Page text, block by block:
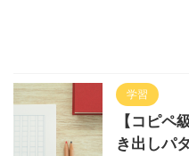
学習
【コピペ
き出しパ